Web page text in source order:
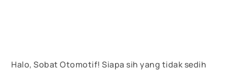
Halo, Sobat Otomotif! Siapa sih yang tidak sedih